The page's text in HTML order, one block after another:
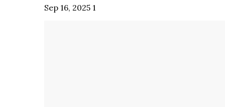
Sep 16, 2025 1